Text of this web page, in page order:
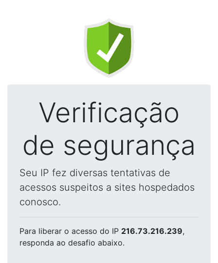
Verificação
de segurança
Seu IP fez diversas tentativas de
acessos suspeitos a sites hospedados
conosco.
Para liberar o acesso do IP 216.73.216.239,
responda ao desafio abaixo.